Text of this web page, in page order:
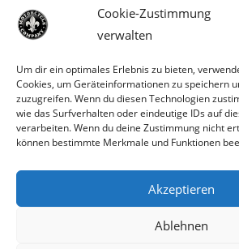
Cookie-Zustimmung
verwalten
Um dir ein optimales Erlebnis zu bieten,
Cookies, um Geräteinformationen zu speichern
zuzugreifen. Wenn du diesen Technologien
wie das Surfverhalten oder eindeutige IDs auf
verarbeiten. Wenn du deine Zustimmung nicht
können bestimmte Merkmale und Funktionen
Akzeptieren
Ablehnen
Parts für Harley Davidson,